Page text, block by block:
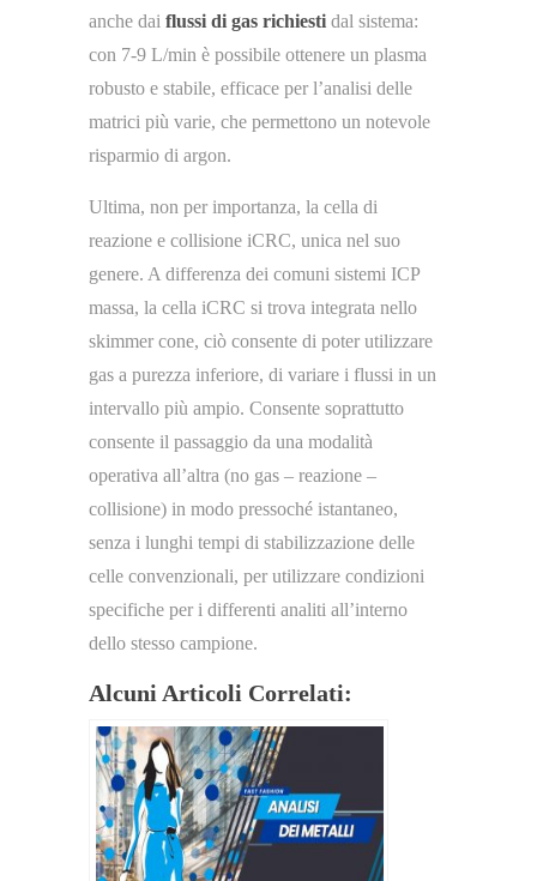
anche dai flussi di gas richiesti dal sistema:
con 7-9 L/min è possibile ottenere un plasma
robusto e stabile, efficace per l’analisi delle
matrici più varie, che permettono un notevole
risparmio di argon.
Ultima, non per importanza, la cella di
reazione e collisione iCRC, unica nel suo
genere. A differenza dei comuni sistemi ICP
massa, la cella iCRC si trova integrata nello
skimmer cone, ciò consente di poter utilizzare
gas a purezza inferiore, di variare i flussi in un
intervallo più ampio. Consente soprattutto
consente il passaggio da una modalità
operativa all’altra (no gas – reazione –
collisione) in modo pressoché istantaneo,
senza i lunghi tempi di stabilizzazione delle
celle convenzionali, per utilizzare condizioni
specifiche per i differenti analiti all’interno
dello stesso campione.
Alcuni Articoli Correlati: